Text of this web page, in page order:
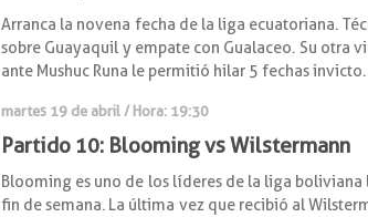
Arranca la novena fecha de la liga ecuatoriana.
sobre Guayaquil y empate con Gualaceo. Su otra
ante Mushuc Runa le permitió hilar 5 fechas
martes 19 de abril / Hora: 19:30
Partido 10: Blooming vs Wilstermann
Blooming es uno de los líderes de la liga
fin de semana. La última vez que recibió al